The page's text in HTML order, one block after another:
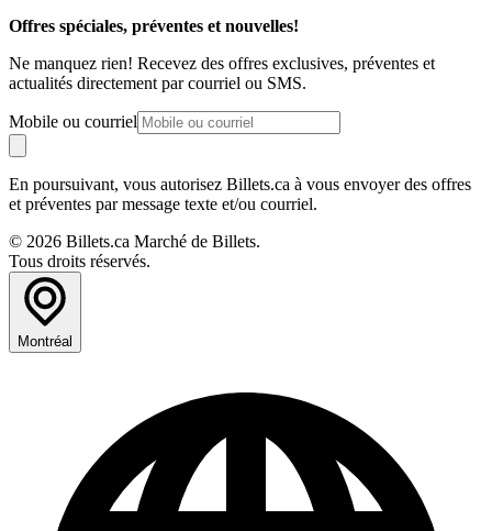
Offres spéciales, préventes et nouvelles!
Ne manquez rien! Recevez des offres exclusives, préventes et
actualités directement par courriel ou SMS.
Mobile ou courriel
En poursuivant, vous autorisez Billets.ca à vous envoyer des offres
et préventes par message texte et/ou courriel.
© 2026 Billets.ca Marché de Billets.
Tous droits réservés.
Montréal